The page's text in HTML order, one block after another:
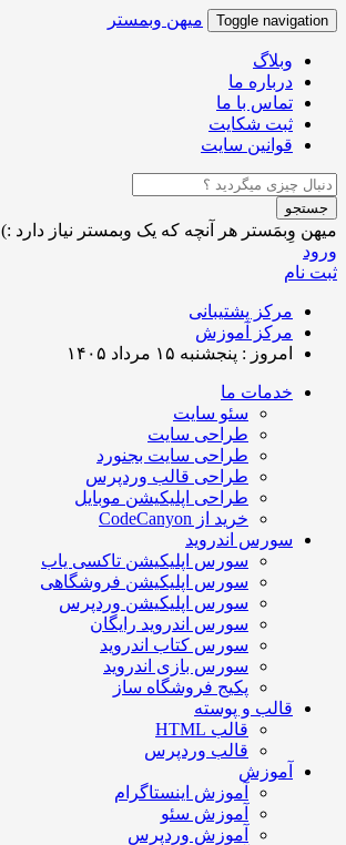
Toggle navigation میهن وبمستر
وبلاگ
درباره ما
تماس با ما
ثبت شکایت
قوانین سایت
جستجو
میهن وِبمَستر هر آنچه که یک وبمستر نیاز دارد :)
ورود
ثبت نام
مرکز پشتیبانی
مرکز آموزش
امروز : پنجشنبه ۱۵ مرداد ۱۴۰۵
خدمات ما
سئو سایت
طراحی سایت
طراحی سایت بجنورد
طراحی قالب وردپرس
طراحی اپلیکیشن موبایل
خرید از CodeCanyon
سورس اندروید
سورس اپلیکیشن تاکسی یاب
سورس اپلیکیشن فروشگاهی
سورس اپلیکیشن وردپرس
سورس اندروید رایگان
سورس کتاب اندروید
سورس بازی اندروید
پکیج فروشگاه ساز
قالب و پوسته
قالب HTML
قالب وردپرس
آموزش
آموزش اینستاگرام
آموزش سئو
آموزش وردپرس